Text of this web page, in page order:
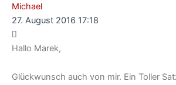
Michael
27. August 2016 17:18
Hallo Marek,
Glückwunsch auch von mir. Ein Toller